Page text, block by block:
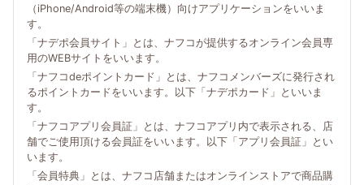
（iPhone/Android等の端末機）向けアプリケーションをいいま
す。
「ナデポ会員サイト」とは、ナフコが提供するオンライン会員専
用のWEBサイトをいいます。
「ナフコdeポイントカード」とは、ナフコメンバーズに発行され
るポイントカードをいいます。以下「ナデポカード」といいま
す。
「ナフコアプリ会員証」とは、ナフコアプリ内で表示される、店
舗でご使用頂ける会員証をいいます。以下「アプリ会員証」とい
います。
「会員特典」とは、ナフコ店舗またはオンラインストアで商品購